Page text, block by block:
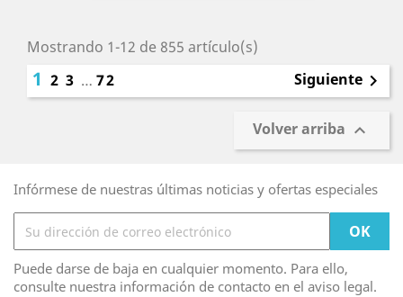
Mostrando 1-12 de 855 artículo(s)
1 2 3 … 72 Siguiente 
Volver arriba 
Infórmese de nuestras últimas noticias y ofertas especiales
Puede darse de baja en cualquier momento. Para ello,
consulte nuestra información de contacto en el aviso legal.